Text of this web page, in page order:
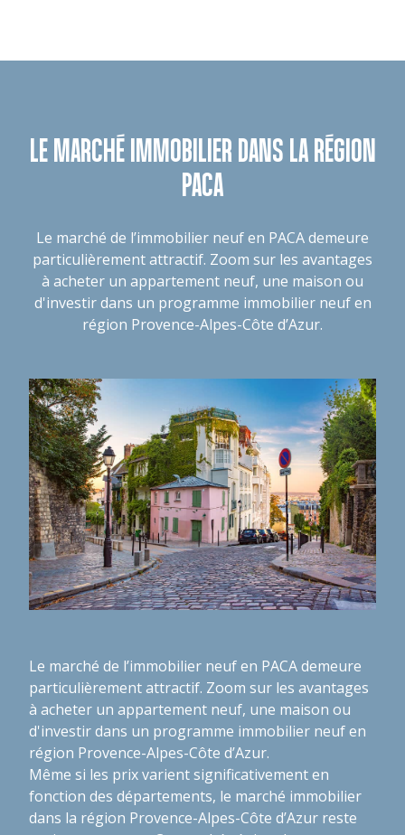
LE MARCHÉ IMMOBILIER DANS LA RÉGION
PACA
Le marché de l’immobilier neuf en PACA demeure
particulièrement attractif. Zoom sur les avantages
à acheter un appartement neuf, une maison ou
d'investir dans un programme immobilier neuf en
région Provence-Alpes-Côte d’Azur.
Le marché de l’immobilier neuf en PACA demeure
particulièrement attractif. Zoom sur les avantages
à acheter un appartement neuf, une maison ou
d'investir dans un programme immobilier neuf en
région Provence-Alpes-Côte d’Azur.
Même si les prix varient significativement en
fonction des départements, le marché immobilier
dans la région Provence-Alpes-Côte d’Azur reste